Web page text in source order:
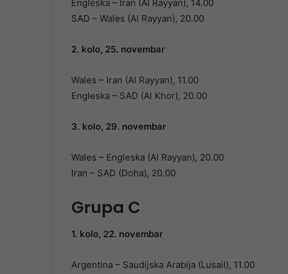
Engleska – Iran (Al Rayyan), 14.00
SAD – Wales (Al Rayyan), 20.00
2. kolo, 25. novembar
Wales – Iran (Al Rayyan), 11.00
Engleska – SAD (Al Khor), 20.00
3. kolo, 29. novembar
Wales – Engleska (Al Rayyan), 20.00
Iran – SAD (Doha), 20.00
Grupa C
1. kolo, 22. novembar
Argentina – Saudijska Arabija (Lusail), 11.00